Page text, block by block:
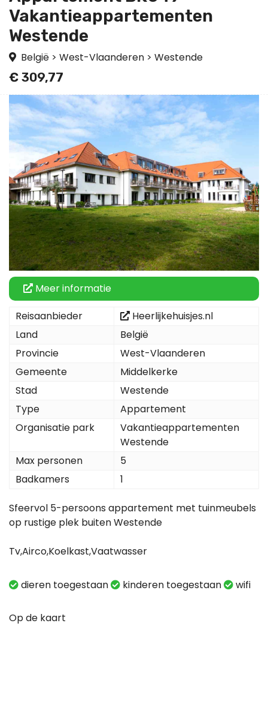
Vakantieappartementen
Westende
België > West-Vlaanderen > Westende
€ 309,77
Meer informatie
Reisaanbieder
Heerlijkehuisjes.nl
Land
België
Provincie
West-Vlaanderen
Gemeente
Middelkerke
Stad
Westende
Type
Appartement
Organisatie park
Vakantieappartementen
Westende
Max personen
5
Badkamers
1
Sfeervol 5-persoons appartement met tuinmeubels
op rustige plek buiten Westende
Tv,Airco,Koelkast,Vaatwasser
dieren toegestaan kinderen toegestaan wifi
Op de kaart